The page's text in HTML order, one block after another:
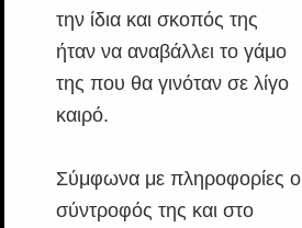
την ίδια και σκοπός της
ήταν να αναβάλλει το γάμο
της που θα γινόταν σε λίγο
καιρό.
Σύμφωνα με πληροφορίες ο
σύντροφός της και στο